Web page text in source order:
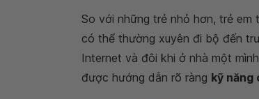
So với những trẻ nhỏ hơn, trẻ
có thể thường xuyên đi bộ đến
Internet và đôi khi ở nhà một
được hướng dẫn rõ ràng kỹ năng